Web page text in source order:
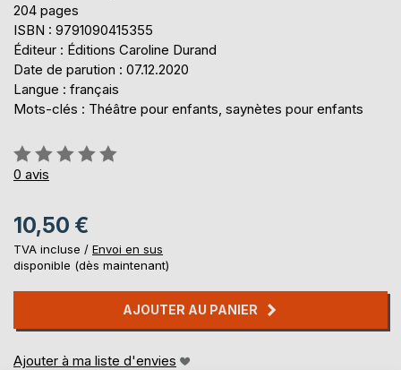
204 pages
ISBN : 9791090415355
Éditeur : Éditions Caroline Durand
Date de parution : 07.12.2020
Langue : français
Mots-clés : Théâtre pour enfants, saynètes pour enfants
Évaluation:
0%
0 avis
10,50 €
TVA incluse / Envoi en sus
disponible (dès maintenant)
AJOUTER AU PANIER
Ajouter à ma liste d'envies